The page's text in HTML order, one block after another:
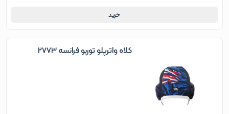
خرید
کلاه واترپلو توربو فرانسه 2773